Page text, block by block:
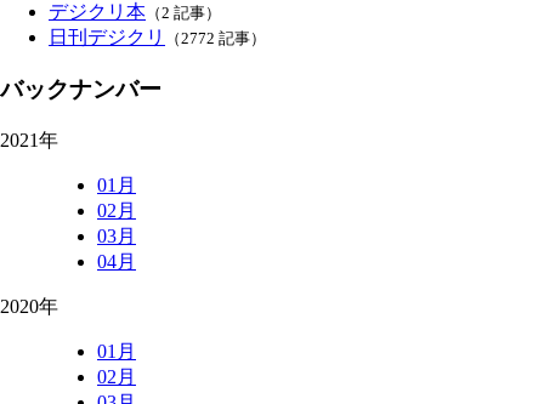
デジクリ本 （2 記事）
日刊デジクリ （2772 記事）
バックナンバー
2021年
01月
02月
03月
04月
2020年
01月
02月